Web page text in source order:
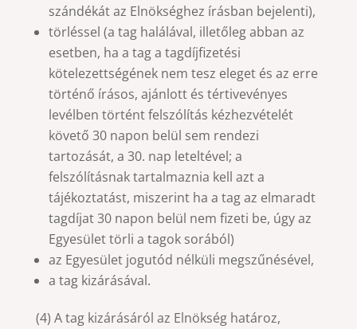
szándékát az Elnökséghez írásban bejelenti),
törléssel (a tag halálával, illetőleg abban az
esetben, ha a tag a tagdíjfizetési
kötelezettségének nem tesz eleget és az erre
történő írásos, ajánlott és tértivevényes
levélben történt felszólítás kézhezvételét
követő 30 napon belül sem rendezi
tartozását, a 30. nap leteltével; a
felszólításnak tartalmaznia kell azt a
tájékoztatást, miszerint ha a tag az elmaradt
tagdíjat 30 napon belül nem fizeti be, úgy az
Egyesület törli a tagok sorából)
az Egyesület jogutód nélküli megszűnésével,
a tag kizárásával.
(4) A tag kizárásáról az Elnökség határoz,